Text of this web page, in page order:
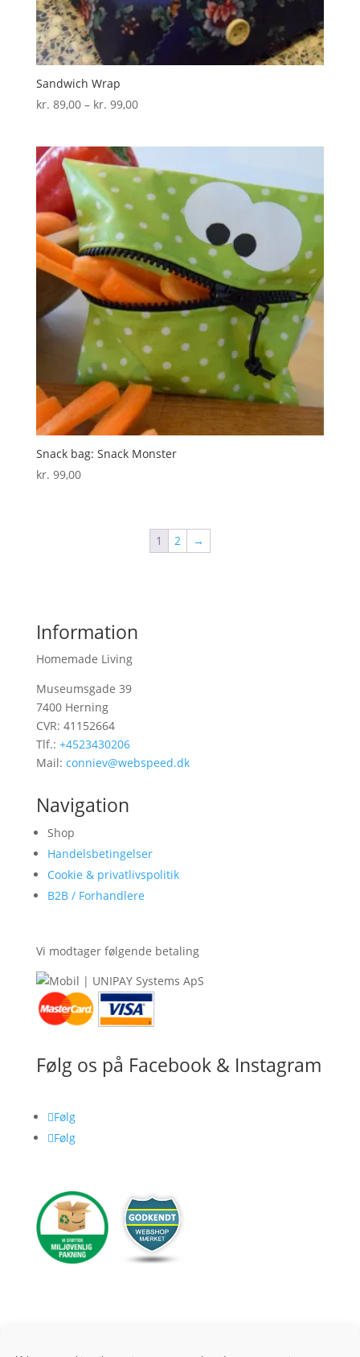
Sandwich Wrap
kr. 89,00 – kr. 99,00Prisinterval:
kr. 99,00
Snack bag: Snack Monster
kr. 99,00
1 2 →
Information
Homemade Living
Museumsgade 39
7400 Herning
CVR: 41152664
Tlf.: +4523430206
Mail: conniev@webspeed.dk
Navigation
Shop
Handelsbetingelser
Cookie & privatlivspolitik
B2B / Forhandlere
Vi modtager følgende betaling
Følg os på Facebook & Instagram
Følg
Følg